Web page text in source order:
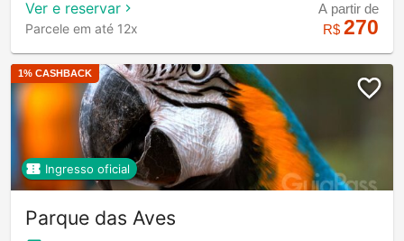
Ver e reservar
Parcele em até 12x
A partir de
R$ 270
1% CASHBACK
Ingresso oficial
Parque das Aves